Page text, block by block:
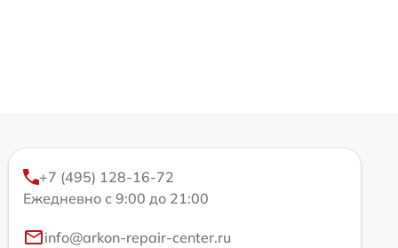
+7 (495) 128-16-72
Ежедневно с 9:00 до 21:00
info@arkon-repair-center.ru